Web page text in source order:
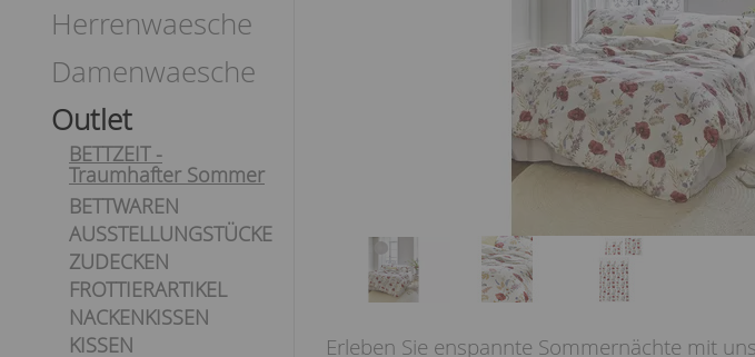
Herrenwaesche
Damenwaesche
Outlet
BETTZEIT -
Traumhafter Sommer
BETTWAREN
AUSSTELLUNGSTÜCKE
ZUDECKEN
FROTTIERARTIKEL
NACKENKISSEN
KISSEN
Erleben Sie enspannte Sommernächte mit